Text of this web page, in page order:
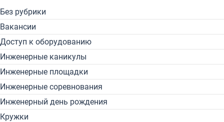
Без рубрики
Вакансии
Доступ к оборудованию
Инженерные каникулы
Инженерные площадки
Инженерные соревнования
Инженерный день рождения
Кружки